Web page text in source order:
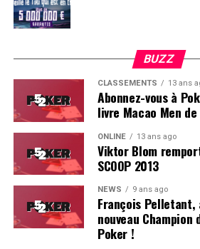
Soleau à gauche, sorti par Logghe au centre
BUZZ
CLASSEMENTS 13 ans
Abonnez-vous à
livre Macao Men
ONLINE 13 ans ago
Viktor Blom
SCOOP 2013
NEWS 9 ans ago
François Pelletant,
nouveau Champion
Poker !